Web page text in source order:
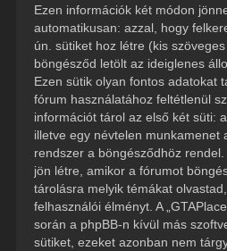
Ezen információk két módon
automatikusan: azzal, hogy
ún. sütiket hoz létre (kis
böngésződ letölt az ideiglenes
Ezen sütik olyan fontos adatokat
fórum használatához feltétlenül
információt tárol az első két süti:
illetve egy névtelen munkamenet
rendszer a böngésződhöz
jön létre, amikor a fórumot
tárolásra melyik témákat
felhasználói élményt. A
során a phpBB-n kívül más
sütiket, ezeket azonban nem